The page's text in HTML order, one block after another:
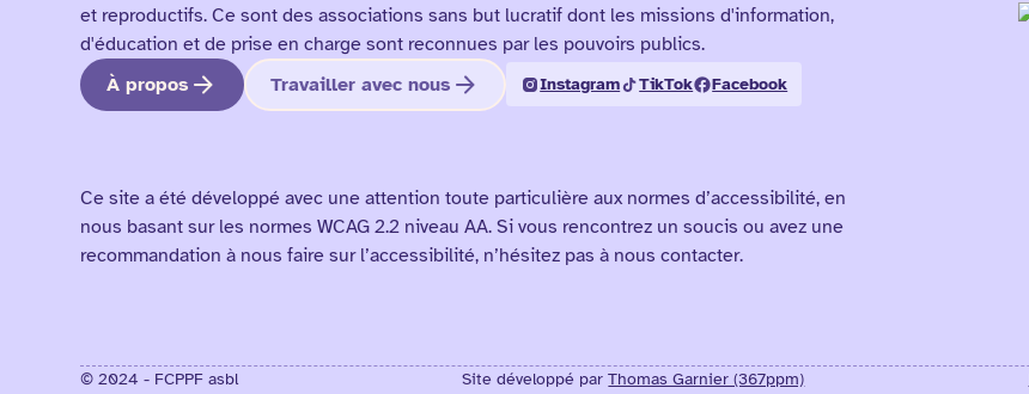
et reproductifs. Ce sont des associations sans but lucratif dont les missions d'information,
d'éducation et de prise en charge sont reconnues par les pouvoirs publics.
À propos
Travailler avec nous Instagram TikTok Facebook
Ce site a été développé avec une attention toute particulière aux normes d’accessibilité, en
nous basant sur les normes WCAG 2.2 niveau AA. Si vous rencontrez un soucis ou avez une
recommandation à nous faire sur l’accessibilité, n’hésitez pas à nous contacter.
© 2024 - FCPPF asbl Site développé parThomas Garnier (367ppm)